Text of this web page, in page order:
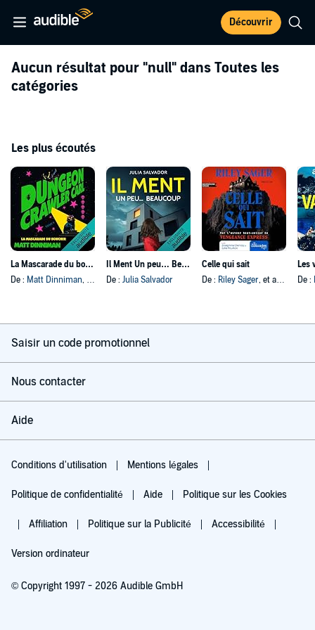
Découvrir
Aucun résultat pour "null" dans Toutes les
catégories
Les plus écoutés
La Mascarade du boucher
De : Matt Dinniman, et autres
Il Ment Un peu… Beaucoup
De : Julia Salvador
Celle qui sait
De : Riley Sager, et autres
Les
De :
Saisir un code promotionnel
Nous contacter
Aide
Conditions d'utilisation Mentions légales
Politique de confidentialité Aide Politique sur les Cookies
Affiliation Politique sur la Publicité Accessibilité
Version ordinateur
© Copyright 1997 - 2026 Audible GmbH